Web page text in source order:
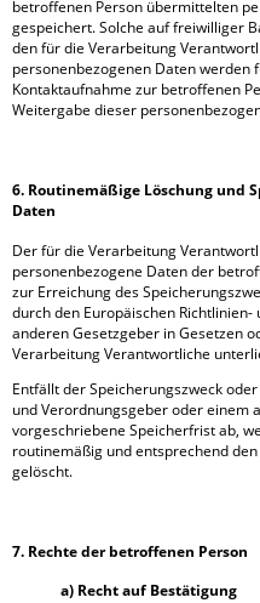
betroffenen Person übermittelten
gespeichert. Solche auf freiwilliger
den für die Verarbeitung
personenbezogenen Daten werden
Kontaktaufnahme zur betroffenen
Weitergabe dieser
6. Routinemäßige Löschung und
Daten
Der für die Verarbeitung
personenbezogene Daten der
zur Erreichung des
durch den Europäischen
anderen Gesetzgeber in Gesetzen
Verarbeitung Verantwortliche
Entfällt der Speicherungszweck
und Verordnungsgeber oder einem
vorgeschriebene Speicherfrist ab,
routinemäßig und entsprechend
gelöscht.
7. Rechte der betroffenen Person
a) Recht auf Bestätigung